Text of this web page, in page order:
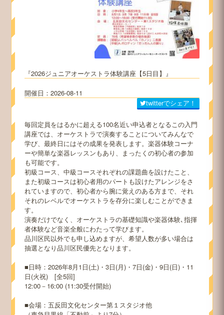
2026ジュニアオーケストラ体験講座【5日目】
2026-08-11
twitterでシェア！
毎回定員をはるかに超える100名近い申込者となるこの入門
講座では、オーケストラで演奏することについてみんなで
学び、最終日にはその成果を発表します。楽器体験コーナ
ーや簡単な楽器レッスンもあり、まったくの初心者の参加
も可能です。
初級コース、中級コースそれぞれの課題曲を設けたこと、
また初級コースは初心者用のパートも設けたアレンジをさ
れていますので、初心者から腕に覚えのある方まで、それ
それのレベルでオーケストラを存分に楽しむことができま
す。
演奏だけでなく、オーケストラの基礎知識や楽器体験､指揮
者体験など音楽全般にわたって学びます。
品川区民以外でも申し込めますが、希望人数が多い場合は
抽選となり品川区民優先となります。
■日時：2026年8月1日(土)・3日(月)・7日(金)・9日(日)・11
日(火祝) [全5回]
12:00－16:00 (11:30受付開始)
■会場：五反田文化センター第１スタジオ他